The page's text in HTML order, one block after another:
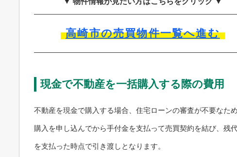
高崎市の売買物件一覧へ進む
現金で不動産を一括購入する際の費用
不動産を現金で購入する場合、住宅ローンの審査が不要なため
購入を申し込んでから手付金を支払って売買契約を結び、残
を支払った時点で引き渡しとなります。